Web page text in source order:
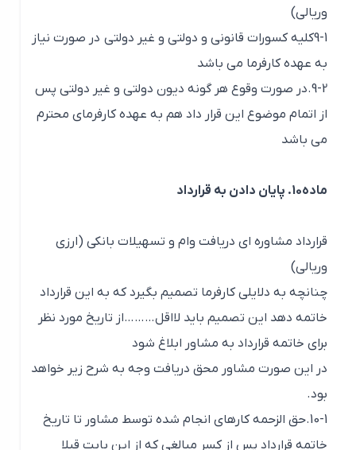
وریالی)
9-1کلیه کسورات قانونی و دولتی و غیر دولتی در صورت نیاز
به عهده کارفرما می باشد
9-2.در صورت وقوع هر گونه دیون دولتی و غیر دولتی پس
از اتمام موضوع این قرار داد هم به عهده کارفرمای محترم
می باشد
ماده10. پایان دادن به قرارداد
قرارداد مشاوره ای دریافت وام و تسهیلات بانکی (ارزی
وریالی)
چنانچه به دلایلی کارفرما تصمیم بگیرد که به این قرارداد
خاتمه دهد این تصمیم باید لااقل………از تاریخ مورد نظر
برای خاتمه قرارداد به مشاور ابلاغ شود
در این صورت مشاور محق دریافت وجه به شرح زیر خواهد
10-1.حق الزحمه کارهای انجام شده توسط مشاور تا تاریخ
خاتمه قرارداد پس از کسر مبالغی که از این بابت قبلا